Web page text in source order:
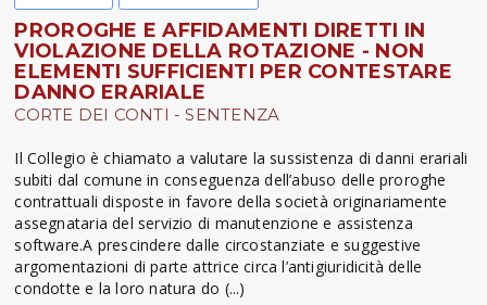
PROROGHE E AFFIDAMENTI DIRETTI IN
VIOLAZIONE DELLA ROTAZIONE - NON
ELEMENTI SUFFICIENTI PER CONTESTARE
DANNO ERARIALE
CORTE DEI CONTI - SENTENZA
Il Collegio è chiamato a valutare la sussistenza di danni erariali
subiti dal comune in conseguenza dell’abuso delle proroghe
contrattuali disposte in favore della società originariamente
assegnataria del servizio di manutenzione e assistenza
software.A prescindere dalle circostanziate e suggestive
argomentazioni di parte attrice circa l’antigiuridicità delle
condotte e la loro natura do (...)